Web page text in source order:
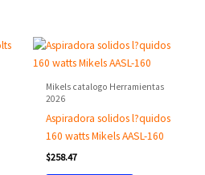
Mikels catalogo Herramientas
2026
Aspiradora solidos l?quidos
160 watts Mikels AASL-160
$258.47